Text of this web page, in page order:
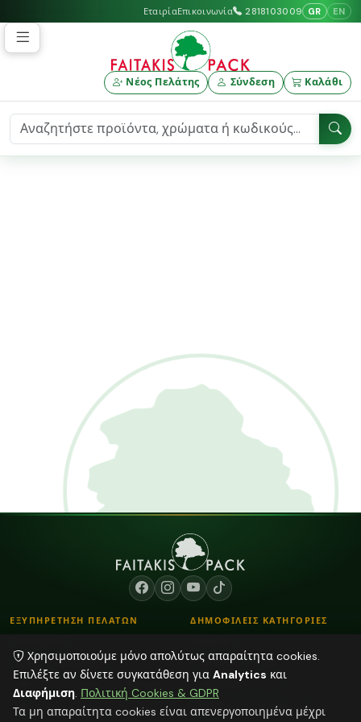
ΕταιρίαΕπικοινωνία 2818103009 GR EN
Νέος Πελάτης Σύνδεση Καλάθι
ΕΞΥΠΗΡΕΤΗΣΗ ΠΕΛΑΤΩΝ
Τρόποι Παραγγελίας
Τρόποι Αποστολής & Πληρωμής
Blog
ΔΗΜΟΦΙΛΕΙΣ ΚΑΤΗΓΟΡΙΕΣ
Λουλούδια - Βάζα
Αποξηραμένα φυτά
Plexiglass Διακοσμητικά
Χρησιμοποιούμε μόνο απολύτως απαραίτητα cookies.
Επιλέξτε αν δίνετε συγκατάθεση για Analytics και
Διαφήμιση. Πολιτική Cookies & GDPR
Τα μη απαραίτητα cookies είναι απενεργοποιημένα μέχρι